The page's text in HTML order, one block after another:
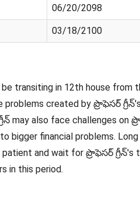
06/20/2098
03/18/2100
transiting in 12th house
created by ప్రొఫెసర్
may also face challenges on
bigger financial problems.
and wait for ప్రొఫెసర్
in this period.